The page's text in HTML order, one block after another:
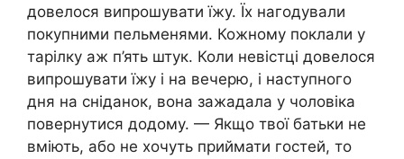
довелося випрошувати їжу. Їх нагодували
покупними пельменями. Кожному поклали у
тарілку аж п’ять штук. Коли невістці довелося
випрошувати їжу і на вечерю, і наступного
дня на сніданок, вона зажадала у чоловіка
повернутися додому. — Якщо твої батьки не
вміють, або не хочуть приймати гостей, то